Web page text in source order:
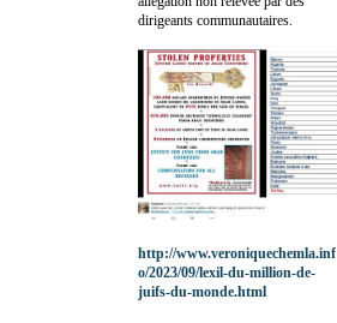
dirigeants communautaires.
http://www.veroniquechemla.inf
o/2023/09/lexil-du-million-de-
juifs-du-monde.html